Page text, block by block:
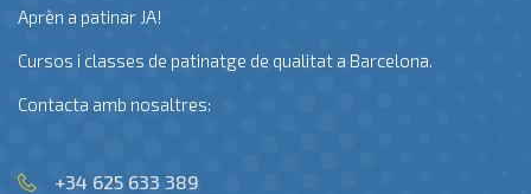
Aprèn a patinar JA!
Cursos i classes de patinatge de qualitat a Barcelona.
Contacta amb nosaltres:
+34 625 633 389